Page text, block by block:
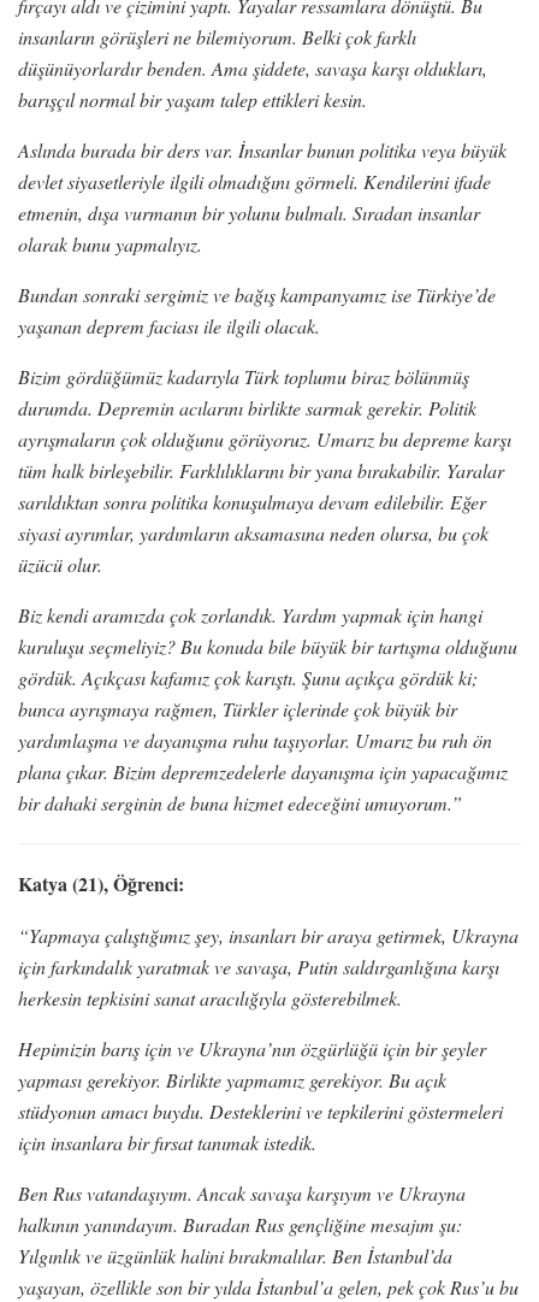
insanların görüşleri ne bilemiyorum. Belki çok farklı
düşünüyorlardır benden. Ama şiddete, savaşa karşı oldukları,
barışçıl normal bir yaşam talep ettikleri kesin.
Aslında burada bir ders var. İnsanlar bunun politika veya büyük
devlet siyasetleriyle ilgili olmadığını görmeli. Kendilerini ifade
etmenin, dışa vurmanın bir yolunu bulmalı. Sıradan insanlar
olarak bunu yapmalıyız.
Bundan sonraki sergimiz ve bağış kampanyamız ise Türkiye’de
yaşanan deprem faciası ile ilgili olacak.
Bizim gördüğümüz kadarıyla Türk toplumu biraz bölünmüş
durumda. Depremin acılarını birlikte sarmak gerekir. Politik
ayrışmaların çok olduğunu görüyoruz. Umarız bu depreme karşı
tüm halk birleşebilir. Farklılıklarını bir yana bırakabilir. Yaralar
sarıldıktan sonra politika konuşulmaya devam edilebilir. Eğer
siyasi ayrımlar, yardımların aksamasına neden olursa, bu çok
üzücü olur.
Biz kendi aramızda çok zorlandık. Yardım yapmak için hangi
kuruluşu seçmeliyiz? Bu konuda bile büyük bir tartışma olduğunu
gördük. Açıkçası kafamız çok karıştı. Şunu açıkça gördük ki;
bunca ayrışmaya rağmen, Türkler içlerinde çok büyük bir
yardımlaşma ve dayanışma ruhu taşıyorlar. Umarız bu ruh ön
plana çıkar. Bizim depremzedelerle dayanışma için yapacağımız
bir dahaki serginin de buna hizmet edeceğini umuyorum.”
Katya (21), Öğrenci:
“Yapmaya çalıştığımız şey, insanları bir araya getirmek, Ukrayna
için farkındalık yaratmak ve savaşa, Putin saldırganlığına karşı
herkesin tepkisini sanat aracılığıyla gösterebilmek.
Hepimizin barış için ve Ukrayna’nın özgürlüğü için bir şeyler
yapması gerekiyor. Birlikte yapmamız gerekiyor. Bu açık
stüdyonun amacı buydu. Desteklerini ve tepkilerini göstermeleri
için insanlara bir fırsat tanımak istedik.
Ben Rus vatandaşıyım. Ancak savaşa karşıyım ve Ukrayna
halkının yanındayım. Buradan Rus gençliğine mesajım şu:
Yılgınlık ve üzgünlük halini bırakmalılar. Ben İstanbul’da
yaşayan, özellikle son bir yılda İstanbul’a gelen, pek çok Rus’u bu